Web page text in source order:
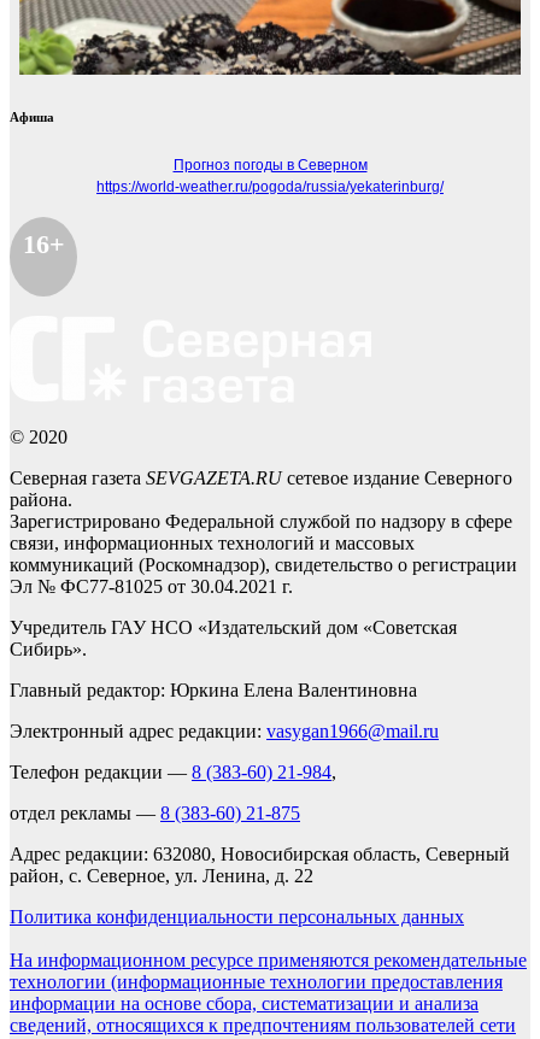
Афиша
Прогноз погоды в Северном
https://world-weather.ru/pogoda/russia/yekaterinburg/
16+
© 2020
Северная газета SEVGAZETA.RUсетевое издание Северного
района.
Зарегистрировано Федеральной службой по надзору в сфере
связи, информационных технологий и массовых
коммуникаций (Роскомнадзор), свидетельство о регистрации
Эл № ФС77-81025 от 30.04.2021 г.
Учредитель ГАУ НСО «Издательский дом «Советская
Сибирь».
Главный редактор: Юркина Елена Валентиновна
Электронный адрес редакции: vasygan1966@mail.ru
Телефон редакции — 8 (383-60) 21-984,
отдел рекламы — 8 (383-60) 21-875
Адрес редакции: 632080, Новосибирская область, Северный
район, с. Северное, ул. Ленина, д. 22
Политика конфиденциальности персональных данных
На информационном ресурсе применяются рекомендательные
технологии (информационные технологии предоставления
информации на основе сбора, систематизации и анализа
сведений, относящихся к предпочтениям пользователей сети